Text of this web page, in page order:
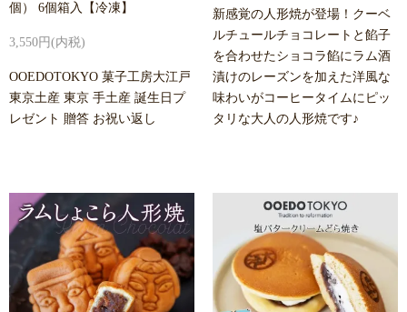
個） 6個箱入【冷凍】
3,550円(内税)
OOEDOTOKYO 菓子工房大江戸
東京土産 東京 手土産 誕生日プ
レゼント 贈答 お祝い返し
新感覚の人形焼が登場！クーベ
ルチュールチョコレートと餡子
を合わせたショコラ餡にラム酒
漬けのレーズンを加えた洋風な
味わいがコーヒータイムにピッ
タリな大人の人形焼です♪